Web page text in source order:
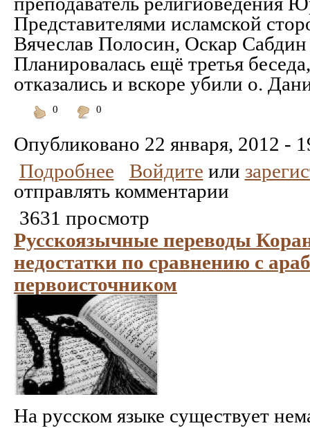
Представителями исламской
Вячеслав Полосин, Оскар
Планировалась ещё третья
отказались и вскоре убили о.
0
0
Опубликовано 22 января, 2012 -
Подробнее
Войдите или
отправлять комментарии
3631 просмотр
Русскоязычные переводы
недостатки по сравнению с
первоисточником
На русском языке существует